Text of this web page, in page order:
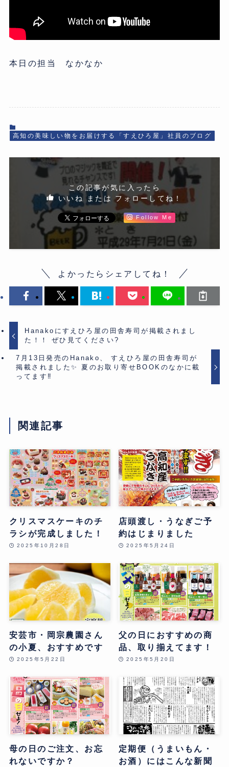
本日の担当 なかなか
高知の美味しい物をお届けする「すえひろ屋」社員のブログ
この記事が気に入ったら
いいね または フォローしてね！
Follow Me
よかったらシェアしてね！
Hanakoにすえひろ屋の田舎寿司が掲載されまし
た！！ ぜひ見てください?
7月13日発売のHanako、 すえひろ屋の田舎寿司が
掲載されました✨ 夏のお取り寄せBOOKのなかに載
ってます‼
関連記事
クリスマスケーキのチ
ラシが完成しました！
2025年10月28日
店頭渡し・うなぎご予
約はじまりました
2025年5月24日
安芸市・岡宗農園さん
の小夏、おすすめです
2025年5月22日
父の日におすすめの商
品、取り揃えてます！
2025年5月20日
母の日のご注文、お忘
れないですか？
定期便（うまいもん・
お酒）にはこんな新聞